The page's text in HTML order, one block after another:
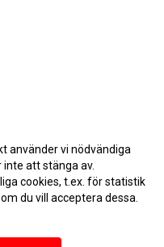
använder vi nödvändiga
att stänga av.
cookies, t.ex. för statistik
du vill acceptera dessa.